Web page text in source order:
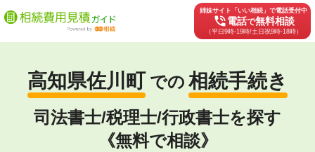
姉妹サイト「いい相続」で電話受付中
phone_in_talk電話で無料相談
（平日9時-19時/土日祝9時-18時）
高知県佐川町 での 相続手続き
司法書士/税理士/行政書士を探す
《無料で相談》